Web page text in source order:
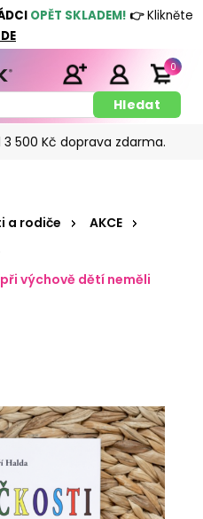
OPĚT SKLADEM! 👉Klikněte
500 Kč doprava zdarma.
0
a rodiče
AKCE
výchově dětí neměli